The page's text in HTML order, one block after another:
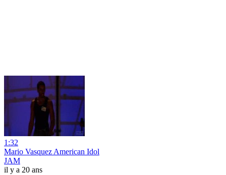
1:32
Mario Vasquez American Idol
JAM
il y a 20 ans